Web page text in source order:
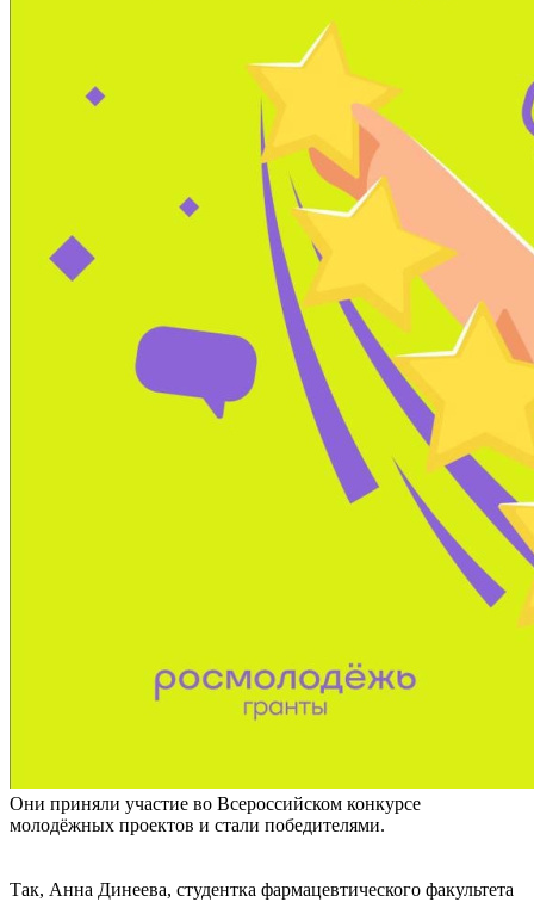
Они приняли участие во Всероссийском конкурсе
молодёжных проектов и стали победителями.
Так, Анна Динеева, студентка фармацевтического факультета